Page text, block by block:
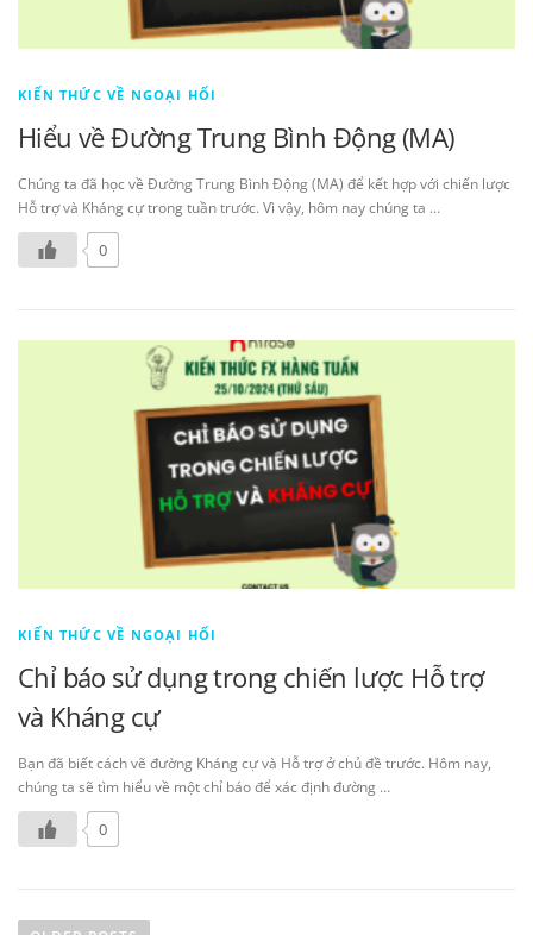
KIẾN THỨC VỀ NGOẠI HỐI
Hiểu về Đường Trung Bình Động (MA)
Chúng ta đã học về Đường Trung Bình Động (MA) để kết hợp với chiến lược
Hỗ trợ và Kháng cự trong tuần trước. Vì vậy, hôm nay chúng ta …
0
KIẾN THỨC VỀ NGOẠI HỐI
Chỉ báo sử dụng trong chiến lược Hỗ trợ
và Kháng cự
Bạn đã biết cách vẽ đường Kháng cự và Hỗ trợ ở chủ đề trước. Hôm nay,
chúng ta sẽ tìm hiểu về một chỉ báo để xác định đường …
0